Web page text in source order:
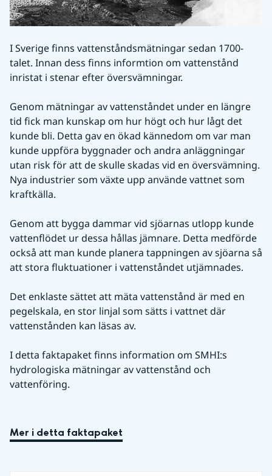
I Sverige finns vattenståndsmätningar sedan 1700-
talet. Innan dess finns informtion om vattenstånd
inristat i stenar efter översvämningar.
Genom mätningar av vattenståndet under en längre
tid fick man kunskap om hur högt och hur lågt det
kunde bli. Detta gav en ökad kännedom om var man
kunde uppföra byggnader och andra anläggningar
utan risk för att de skulle skadas vid en översvämning.
Nya industrier som växte upp använde vattnet som
kraftkälla.
Genom att bygga dammar vid sjöarnas utlopp kunde
vattenflödet ur dessa hållas jämnare. Detta medförde
också att man kunde planera tappningen av sjöarna så
att stora fluktuationer i vattenståndet utjämnades.
Det enklaste sättet att mäta vattenstånd är med en
pegelskala, en stor linjal som sätts i vattnet där
vattenstånden kan läsas av.
I detta faktapaket finns information om SMHI:s
hydrologiska mätningar av vattenstånd och
vattenföring.
Mer i detta faktapaket